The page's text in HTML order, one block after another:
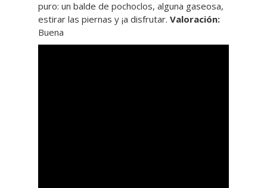
puro: un balde de pochoclos, alguna gaseosa,
estirar las piernas y ¡a disfrutar. Valoración:
Buena